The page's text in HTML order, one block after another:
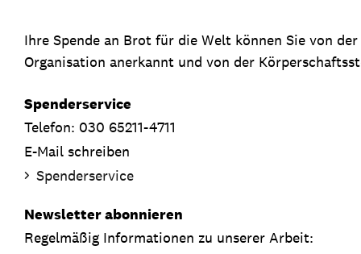
Ihre Spende an Brot für die Welt können Sie von
Organisation anerkannt und von der
Spenderservice
Telefon: 030 65211-4711
E-Mail schreiben
Spenderservice
Newsletter abonnieren
Regelmäßig Informationen zu unserer Arbeit: